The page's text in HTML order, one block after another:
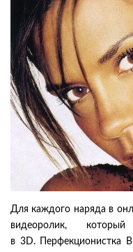
Для каждого наряда в
видеоролик,
в 3D. Перфекционистка